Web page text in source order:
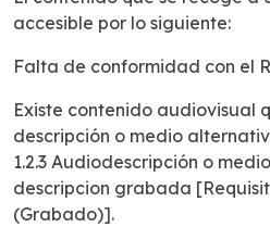
accesible por lo siguiente:
Falta de conformidad con el
Existe contenido audiovisual
descripción o medio
1.2.3 Audiodescripción o
descripcion grabada
(Grabado)].